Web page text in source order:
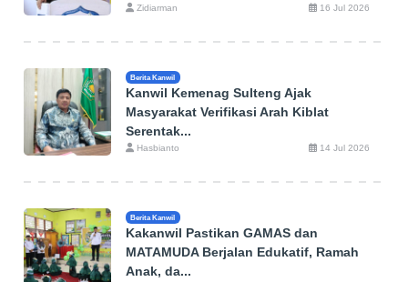
Zidiarman 16 Jul 2026
Berita Kanwil
Kanwil Kemenag Sulteng Ajak
Masyarakat Verifikasi Arah Kiblat
Serentak...
Hasbianto 14 Jul 2026
Berita Kanwil
Kakanwil Pastikan GAMAS dan
MATAMUDA Berjalan Edukatif, Ramah
Anak, da...